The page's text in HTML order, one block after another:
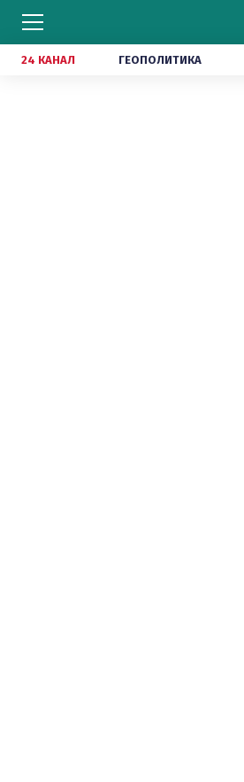
24 КАНАЛ ГЕОПОЛИТИКА